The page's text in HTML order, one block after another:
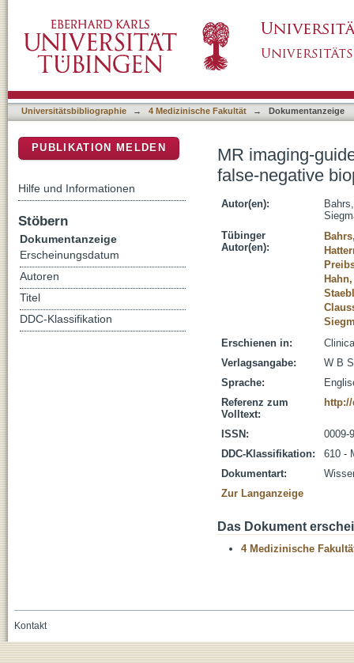
term control MRI 24-48 h after biopsy
Universitätsbibliographie → 4 Medizinische Fakultät → Dokumentanzeige
MR imaging-
false-negative
Autor(en):
Tübinger
Autor(en):
Erschienen in:
Verlagsangabe:
W B
Sprache:
Referenz zum
Volltext:
ISSN:
0009-
DDC-Klassifikation:
610 -
Dokumentart:
Zur Langanzeige
Das Dokument
4 Medizinische
PUBLIKATION MELDEN
Hilfe und Informationen
Stöbern
Dokumentanzeige
Erscheinungsdatum
Autoren
Titel
DDC-Klassifikation
Kontakt